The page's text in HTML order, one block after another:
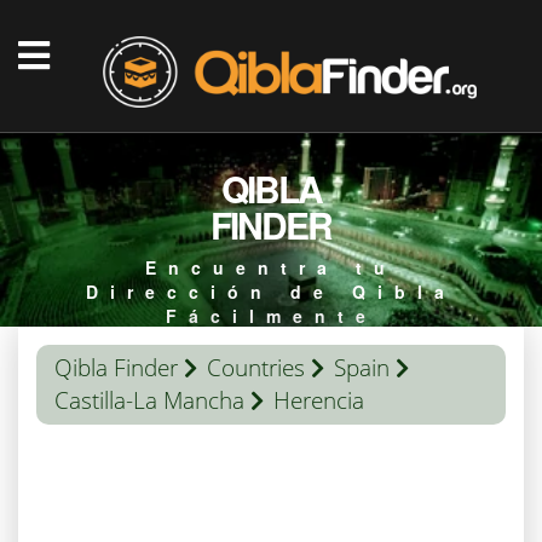
QIBLA
FINDER
Encuentra tu
Dirección de Qibla
Fácilmente
Qibla Finder Countries
Spain
Castilla-La Mancha
Herencia